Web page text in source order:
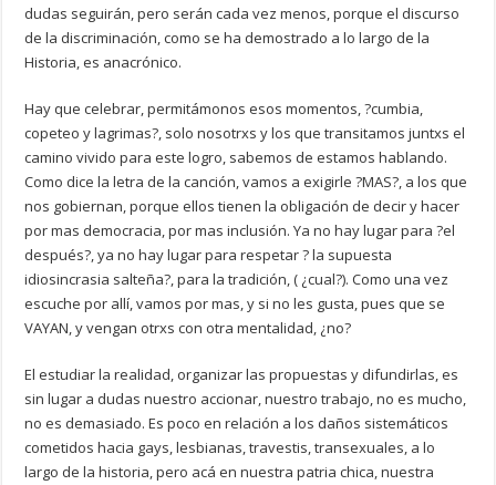
dudas seguirán, pero serán cada vez menos, porque el discurso
de la discriminación, como se ha demostrado a lo largo de la
Historia, es anacrónico.
Hay que celebrar, permitámonos esos momentos, ?cumbia,
copeteo y lagrimas?, solo nosotrxs y los que transitamos juntxs el
camino vivido para este logro, sabemos de estamos hablando.
Como dice la letra de la canción, vamos a exigirle ?MAS?, a los que
nos gobiernan, porque ellos tienen la obligación de decir y hacer
por mas democracia, por mas inclusión. Ya no hay lugar para ?el
después?, ya no hay lugar para respetar ? la supuesta
idiosincrasia salteña?, para la tradición, ( ¿cual?). Como una vez
escuche por allí, vamos por mas, y si no les gusta, pues que se
VAYAN, y vengan otrxs con otra mentalidad, ¿no?
El estudiar la realidad, organizar las propuestas y difundirlas, es
sin lugar a dudas nuestro accionar, nuestro trabajo, no es mucho,
no es demasiado. Es poco en relación a los daños sistemáticos
cometidos hacia gays, lesbianas, travestis, transexuales, a lo
largo de la historia, pero acá en nuestra patria chica, nuestra